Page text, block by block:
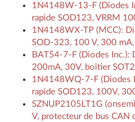
1N4148W-13-F (Diodes
rapide SOD123, VRRM
1N4148WX-TP (MCC):
SOD-323, 100 V, 300
BAT54-7-F (Diodes Inc.):
200mA, 30V, boîtier
1N4148WQ-7-F (Diodes
rapide SOD123, 100V,
SZNUP2105LT1G
V, protecteur de bus CAN